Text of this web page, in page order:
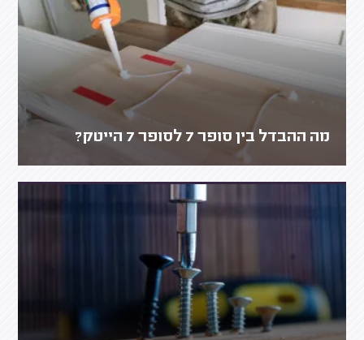
מה ההבדל בין סופר 7 לסופר 7 הייטק?